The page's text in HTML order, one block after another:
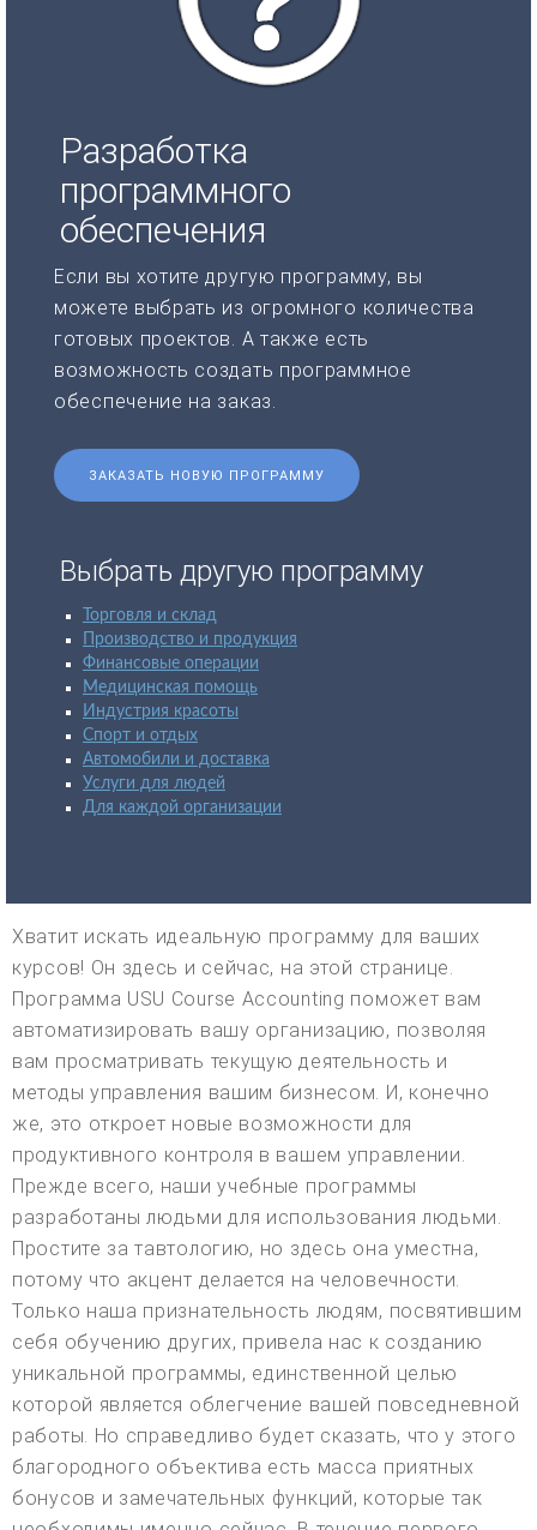
Разработка
программного
обеспечения
Если вы хотите другую программу, вы
можете выбрать из огромного количества
готовых проектов. А также есть
возможность создать программное
обеспечение на заказ.
ЗАКАЗАТЬ НОВУЮ ПРОГРАММУ
Выбрать другую программу
Торговля и склад
Производство и продукция
Финансовые операции
Медицинская помощь
Индустрия красоты
Спорт и отдых
Автомобили и доставка
Услуги для людей
Для каждой организации
Хватит искать идеальную программу для ваших
курсов! Он здесь и сейчас, на этой странице.
Программа USU Course Accounting поможет вам
автоматизировать вашу организацию, позволяя
вам просматривать текущую деятельность и
методы управления вашим бизнесом. И, конечно
же, это откроет новые возможности для
продуктивного контроля в вашем управлении.
Прежде всего, наши учебные программы
разработаны людьми для использования людьми.
Простите за тавтологию, но здесь она уместна,
потому что акцент делается на человечности.
Только наша признательность людям, посвятившим
себя обучению других, привела нас к созданию
уникальной программы, единственной целью
которой является облегчение вашей повседневной
работы. Но справедливо будет сказать, что у этого
благородного объектива есть масса приятных
бонусов и замечательных функций, которые так